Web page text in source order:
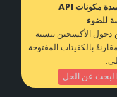
يمنع أكسدة مكونات API
للضوء
دخول الأكسجين بنسبة
مقارنةً بالكفيتات المفتوحة
البحث عن الحل